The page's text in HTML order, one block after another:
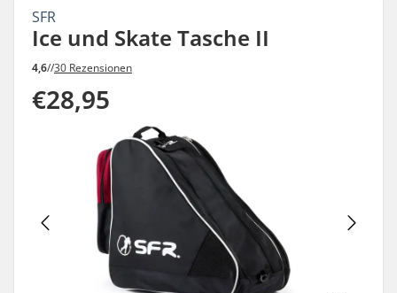
SFR
Ice und Skate Tasche II
4,6//30 Rezensionen
€28,95